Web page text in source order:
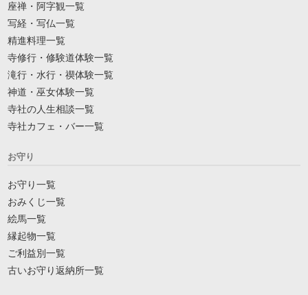
座禅・阿字観一覧
写経・写仏一覧
精進料理一覧
寺修行・修験道体験一覧
滝行・水行・禊体験一覧
神道・巫女体験一覧
寺社の人生相談一覧
寺社カフェ・バー一覧
お守り
お守り一覧
おみくじ一覧
絵馬一覧
縁起物一覧
ご利益別一覧
古いお守り返納所一覧